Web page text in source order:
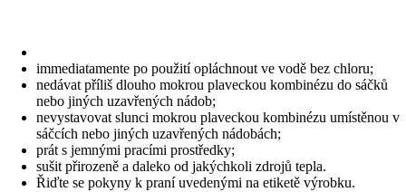
immediatamente po použití opláchnout ve vodě bez chloru;
nedávat příliš dlouho mokrou plaveckou kombinézu do sáčků
nebo jiných uzavřených nádob;
nevystavovat slunci mokrou plaveckou kombinézu umístěnou v
sáčcích nebo jiných uzavřených nádobách;
prát s jemnými pracími prostředky;
sušit přirozeně a daleko od jakýchkoli zdrojů tepla.
Řiďte se pokyny k praní uvedenými na etiketě výrobku.